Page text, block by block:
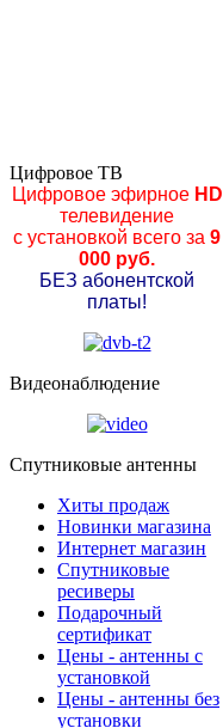
Цифровое ТВ
Цифровое эфирноеHD
телевидение
с установкой всего за 9
000 руб.
БЕЗ абонентской
платы!
Видеонаблюдение
Спутниковые антенны
Хиты продаж
Новинки магазина
Интернет магазин
Спутниковые
ресиверы
Подарочный
сертификат
Цены - антенны с
установкой
Цены - антенны без
установки